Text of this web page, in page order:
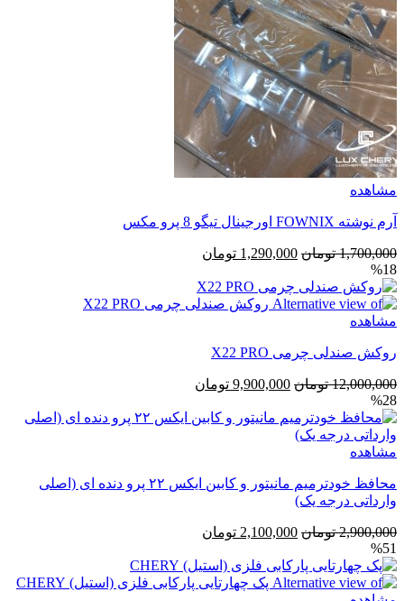
مشاهده
آرم نوشته FOWNIX اورجینال تیگو 8 پرو مکس
1,700,000 تومان قیمت
1,700,000 تومان
بود.
1,290,000 تومان
است.
%18
مشاهده
روکش صندلی چرمی X22 PRO
12,000,000 تومان قیمت
12,000,000 تومان
9,900,000 تومان
9,900,000 تومان
%28
مشاهده
محافظ خودترمیم مانیتور و کابین ایکس ۲۲ پرو دنده ای (اصلی
وارداتی درجه یک)
2,900,000 تومان قیمت
2,900,000 تومان
بود.
2,100,000 تومان
2,100,000 تومان
است.
%51